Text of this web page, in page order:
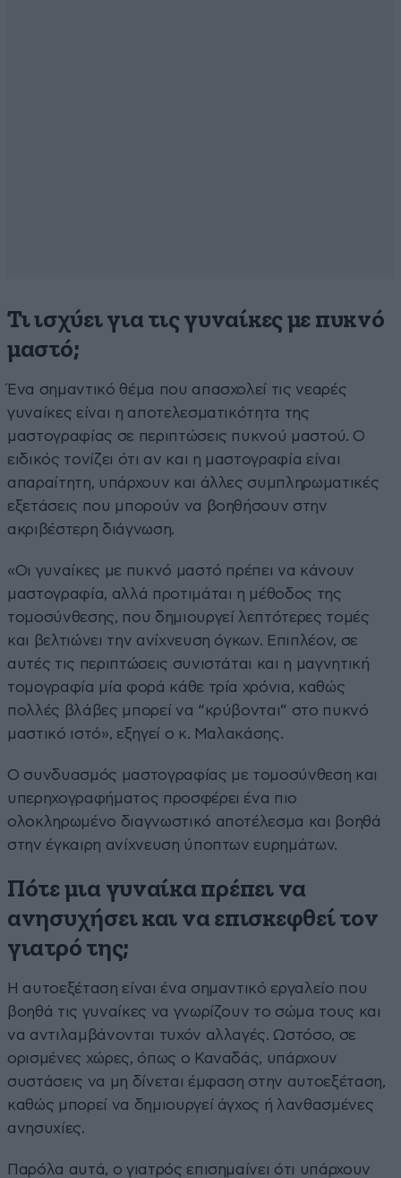
Τι ισχύει για τις γυναίκες με πυκνό
μαστό;
Ένα σημαντικό θέμα που απασχολεί τις νεαρές
γυναίκες είναι η αποτελεσματικότητα της
μαστογραφίας σε περιπτώσεις πυκνού μαστού. Ο
ειδικός τονίζει ότι αν και η μαστογραφία είναι
απαραίτητη, υπάρχουν και άλλες συμπληρωματικές
εξετάσεις που μπορούν να βοηθήσουν στην
ακριβέστερη διάγνωση.
«Οι γυναίκες με πυκνό μαστό πρέπει να κάνουν
μαστογραφία, αλλά προτιμάται η μέθοδος της
τομοσύνθεσης, που δημιουργεί λεπτότερες τομές
και βελτιώνει την ανίχνευση όγκων. Επιπλέον, σε
αυτές τις περιπτώσεις συνιστάται και η μαγνητική
τομογραφία μία φορά κάθε τρία χρόνια, καθώς
πολλές βλάβες μπορεί να “κρύβονται” στο πυκνό
μαστικό ιστό», εξηγεί ο κ. Μαλακάσης.
Ο συνδυασμός μαστογραφίας με τομοσύνθεση και
υπερηχογραφήματος προσφέρει ένα πιο
ολοκληρωμένο διαγνωστικό αποτέλεσμα και βοηθά
στην έγκαιρη ανίχνευση ύποπτων ευρημάτων.
Πότε μια γυναίκα πρέπει να
ανησυχήσει και να επισκεφθεί τον
γιατρό της;
Η αυτοεξέταση είναι ένα σημαντικό εργαλείο που
βοηθά τις γυναίκες να γνωρίζουν το σώμα τους και
να αντιλαμβάνονται τυχόν αλλαγές. Ωστόσο, σε
ορισμένες χώρες, όπως ο Καναδάς, υπάρχουν
συστάσεις να μη δίνεται έμφαση στην αυτοεξέταση,
καθώς μπορεί να δημιουργεί άγχος ή λανθασμένες
ανησυχίες.
Παρόλα αυτά, ο γιατρός επισημαίνει ότι υπάρχουν